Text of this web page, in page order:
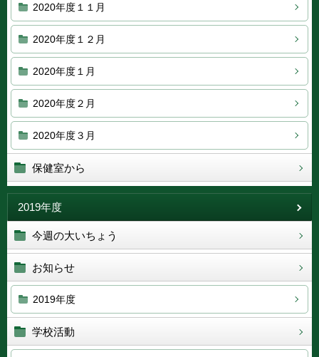
2020年度１１月
2020年度１２月
2020年度１月
2020年度２月
2020年度３月
保健室から
2019年度
今週の大いちょう
お知らせ
2019年度
学校活動